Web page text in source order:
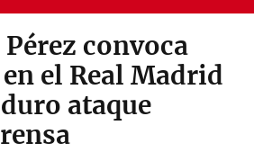
convoca
el Real Madrid
ataque